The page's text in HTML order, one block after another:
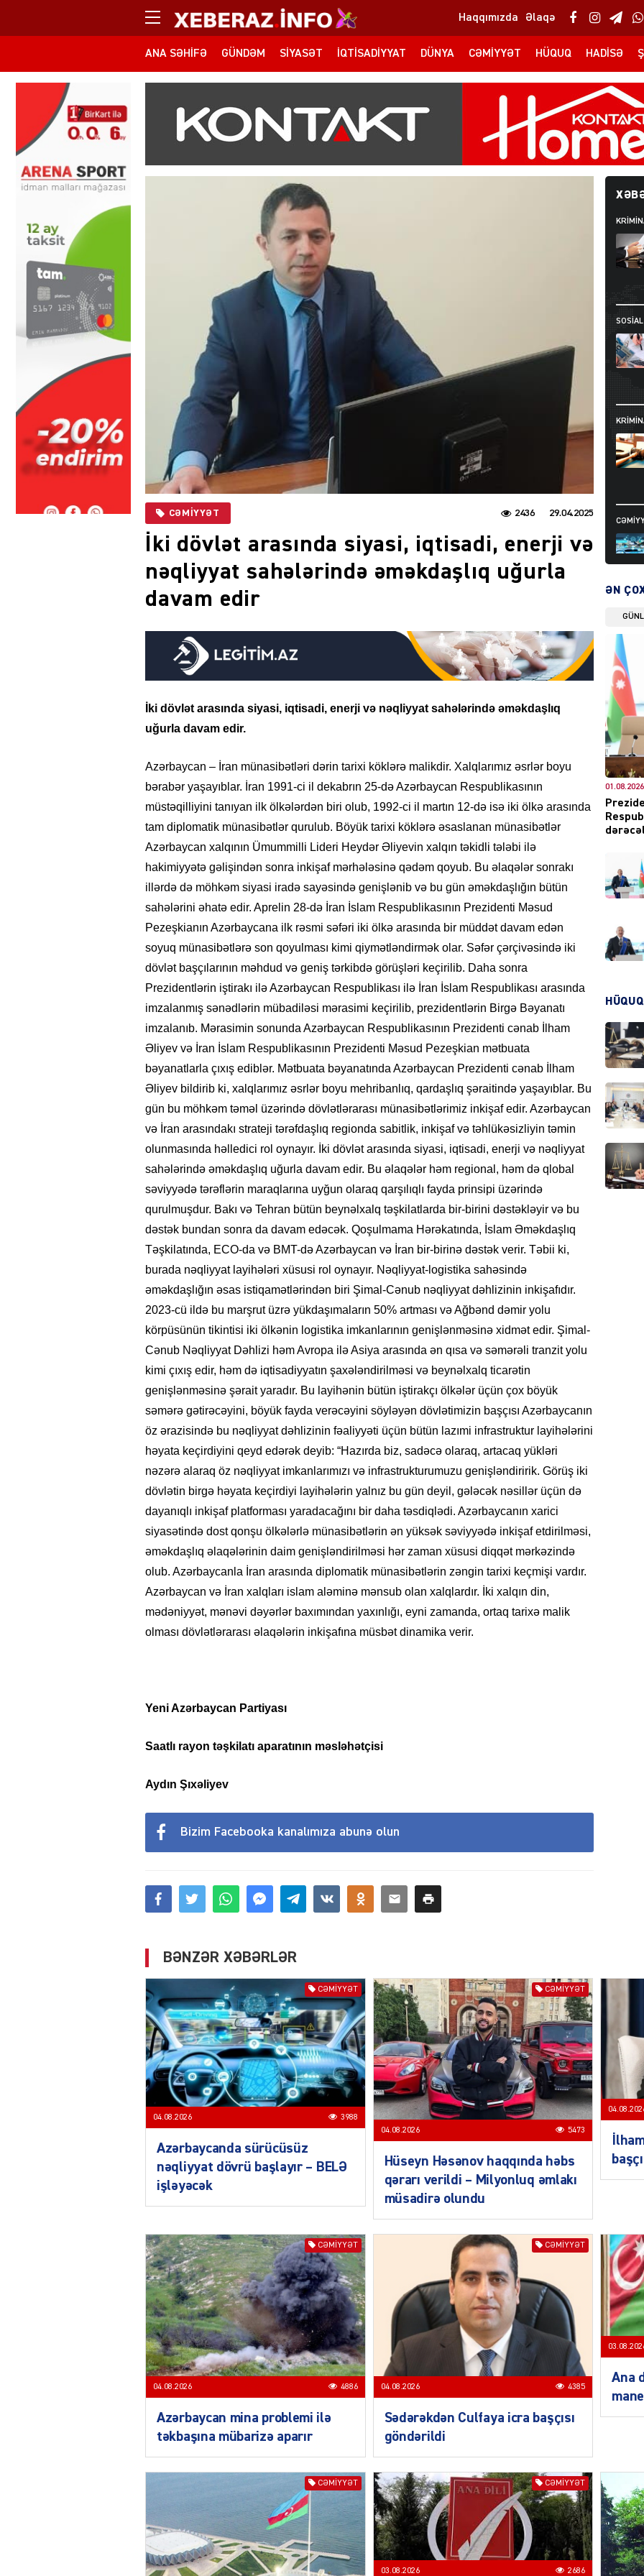
Haqqımızda Əlaqə
ANA SƏHIFƏ GÜNDƏM SIYASƏT İQTISADIYYAT DÜNYA CƏMIYYƏT HÜQUQ HADISƏ
CƏMIYYƏT 29.04.2025
2436
İki dövlət arasında siyasi, iqtisadi, enerji və
nəqliyyat sahələrində əməkdaşlıq uğurla
davam edir
İki dövlət arasında siyasi, iqtisadi, enerji və nəqliyyat sahələrində əməkdaşlıq
uğurla davam edir.
Azərbaycan – İran münasibətləri dərin tarixi köklərə malikdir. Xalqlarımız əsrlər boyu
bərabər yaşayıblar. İran 1991-ci il dekabrın 25-də Azərbaycan Respublikasının
müstəqilliyini tanıyan ilk ölkələrdən biri olub, 1992-ci il martın 12-də isə iki ölkə arasında
tam diplomatik münasibətlər qurulub. Böyük tarixi köklərə əsaslanan münasibətlər
Azərbaycan xalqının Ümummilli Lideri Heydər Əliyevin xalqın təkidli tələbi ilə
hakimiyyətə gəlişindən sonra inkişaf mərhələsinə qədəm qoyub. Bu əlaqələr sonrakı
illərdə də möhkəm siyasi iradə sayəsində genişlənib və bu gün əməkdaşlığın bütün
sahələrini əhatə edir. Aprelin 28-də İran İslam Respublikasının Prezidenti Məsud
Pezeşkianın Azərbaycana ilk rəsmi səfəri iki ölkə arasında bir müddət davam edən
soyuq münasibətlərə son qoyulması kimi qiymətləndirmək olar. Səfər çərçivəsində iki
dövlət başçılarının məhdud və geniş tərkibdə görüşləri keçirilib. Daha sonra
Prezidentlərin iştirakı ilə Azərbaycan Respublikası ilə İran İslam Respublikası arasında
imzalanmış sənədlərin mübadiləsi mərasimi keçirilib, prezidentlərin Birgə Bəyanatı
imzalanıb. Mərasimin sonunda Azərbaycan Respublikasının Prezidenti cənab İlham
Əliyev və İran İslam Respublikasının Prezidenti Məsud Pezeşkian mətbuata
bəyanatlarla çıxış ediblər. Mətbuata bəyanatında Azərbaycan Prezidenti cənab İlham
Əliyev bildirib ki, xalqlarımız əsrlər boyu mehribanlıq, qardaşlıq şəraitində yaşayıblar. Bu
gün bu möhkəm təməl üzərində dövlətlərarası münasibətlərimiz inkişaf edir. Azərbaycan
və İran arasındakı strateji tərəfdaşlıq regionda sabitlik, inkişaf və təhlükəsizliyin təmin
olunmasında həlledici rol oynayır. İki dövlət arasında siyasi, iqtisadi, enerji və nəqliyyat
sahələrində əməkdaşlıq uğurla davam edir. Bu əlaqələr həm regional, həm də qlobal
səviyyədə tərəflərin maraqlarına uyğun olaraq qarşılıqlı fayda prinsipi üzərində
qurulmuşdur. Bakı və Tehran bütün beynəlxalq təşkilatlarda bir-birini dəstəkləyir və bu
dəstək bundan sonra da davam edəcək. Qoşulmama Hərəkatında, İslam Əməkdaşlıq
Təşkilatında, ECO-da və BMT-də Azərbaycan və İran bir-birinə dəstək verir. Təbii ki,
burada nəqliyyat layihələri xüsusi rol oynayır. Nəqliyyat-logistika sahəsində
əməkdaşlığın əsas istiqamətlərindən biri Şimal-Cənub nəqliyyat dəhlizinin inkişafıdır.
2023-cü ildə bu marşrut üzrə yükdaşımaların 50% artması və Ağbənd dəmir yolu
körpüsünün tikintisi iki ölkənin logistika imkanlarının genişlənməsinə xidmət edir. Şimal-
Cənub Nəqliyyat Dəhlizi həm Avropa ilə Asiya arasında ən qısa və səmərəli tranzit yolu
kimi çıxış edir, həm də iqtisadiyyatın şaxələndirilməsi və beynəlxalq ticarətin
genişlənməsinə şərait yaradır. Bu layihənin bütün iştirakçı ölkələr üçün çox böyük
səmərə gətirəcəyini, böyük fayda verəcəyini söyləyən dövlətimizin başçısı Azərbaycanın
öz ərazisində bu nəqliyyat dəhlizinin fəaliyyəti üçün bütün lazımi infrastruktur layihələrini
həyata keçirdiyini qeyd edərək deyib: “Hazırda biz, sadəcə olaraq, artacaq yükləri
nəzərə alaraq öz nəqliyyat imkanlarımızı və infrastrukturumuzu genişləndiririk. Görüş iki
dövlətin birgə həyata keçirdiyi layihələrin yalnız bu gün deyil, gələcək nəsillər üçün də
dayanıqlı inkişaf platforması yaradacağını bir daha təsdiqlədi. Azərbaycanın xarici
siyasətində dost qonşu ölkələrlə münasibətlərin ən yüksək səviyyədə inkişaf etdirilməsi,
əməkdaşlıq əlaqələrinin daim genişləndirilməsi hər zaman xüsusi diqqət mərkəzində
olub. Azərbaycanla İran arasında diplomatik münasibətlərin zəngin tarixi keçmişi vardır.
Azərbaycan və İran xalqları islam aləminə mənsub olan xalqlardır. İki xalqın din,
mədəniyyət, mənəvi dəyərlər baxımından yaxınlığı, eyni zamanda, ortaq tarixə malik
olması dövlətlərarası əlaqələrin inkişafına müsbət dinamika verir.
Yeni Azərbaycan Partiyası
Saatlı rayon təşkilatı aparatının məsləhətçisi
Aydın Şıxəliyev
Bizim Facebooka kanalımıza abunə olun
SOSIAL
DÜNYA
ŞOU-
ƏN
01.08.2026
HÜQUQ
BƏNZƏR XƏBƏRLƏR
CƏMIYYƏT
04.08.2026 3988
Azərbaycanda sürücüsüz
nəqliyyat dövrü başlayır – BELƏ
işləyəcək
CƏMIYYƏT
04.08.2026 5473
Hüseyn Həsənov haqqında həbs
qərarı verildi – Milyonluq əmlakı
müsadirə olundu
CƏMIYYƏT
04.08.2026 4886
Azərbaycan mina problemi ilə
təkbaşına mübarizə aparır
CƏMIYYƏT
04.08.2026 4385
Sədərəkdən Culfaya icra başçısı
göndərildi
Ana
CƏMIYYƏT CƏMIYYƏT
03.08.2026 2686